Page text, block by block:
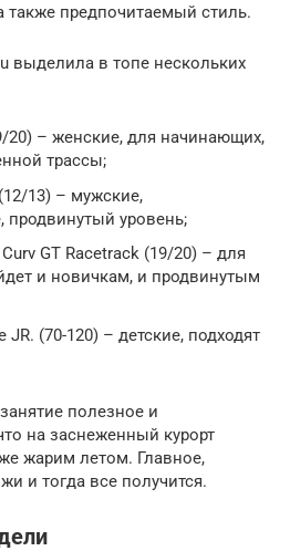
также предпочитаемый стиль.
выделила в топе нескольких
20) – женские, для начинающих,
трассы;
13) – мужские,
продвинутый уровень;
GT Racetrack (19/20) – для
и новичкам, и продвинутым
JR. (70-120) – детские, подходят
полезное и
на заснеженный курорт
жарим летом. Главное,
и тогда все получится.